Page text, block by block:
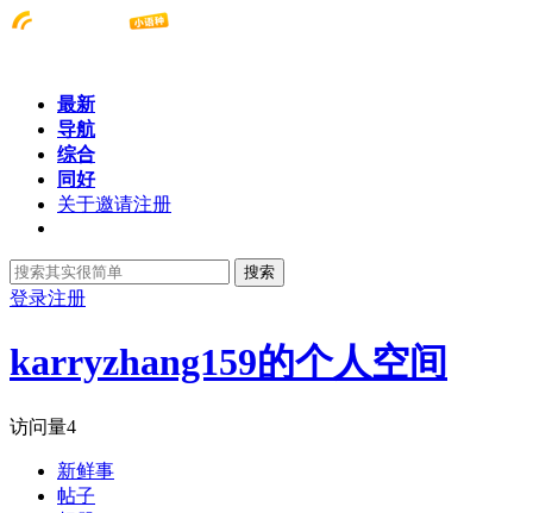
最新
导航
综合
同好
关于邀请注册
搜索
登录注册
karryzhang159的个人空间
访问量4
新鲜事
帖子